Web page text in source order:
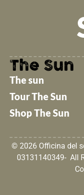
The Sun
The sun
Tour The Sun
Shop The Sun
© 2026 Officina del
03131140349- All